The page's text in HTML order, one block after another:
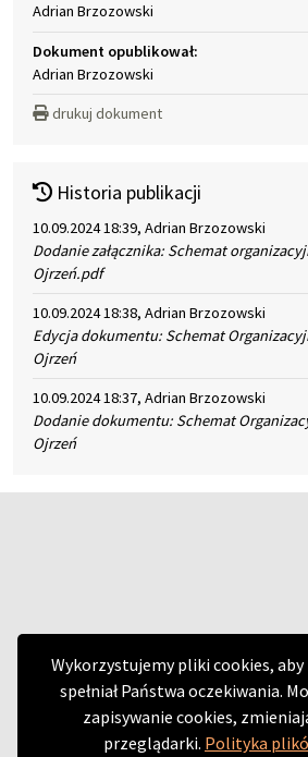
Wykorzystujemy pliki cookies,
spełniał Państwa oczekiwania.
zapisywanie cookies,
przeglądarki. Polityka
Adrian Brzozowski
Dokument opublikował:
Adrian Brzozowski
drukuj dokument
Historia publikacji
10.09.2024 18:39, Adrian Brzozowski
Dodanie załącznika: Schemat
Ojrzeń.pdf
10.09.2024 18:38, Adrian Brzozowski
Edycja dokumentu: Schemat
Ojrzeń
10.09.2024 18:37, Adrian Brzozowski
Dodanie dokumentu: Schemat
Ojrzeń